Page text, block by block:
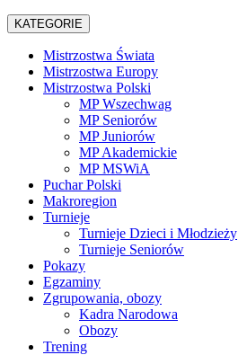
KATEGORIE
Mistrzostwa Świata
Mistrzostwa Europy
Mistrzostwa Polski
MP Wszechwag
MP Seniorów
MP Juniorów
MP Akademickie
MP MSWiA
Puchar Polski
Makroregion
Turnieje
Turnieje Dzieci i Młodzieży
Turnieje Seniorów
Pokazy
Egzaminy
Zgrupowania, obozy
Kadra Narodowa
Obozy
Trening